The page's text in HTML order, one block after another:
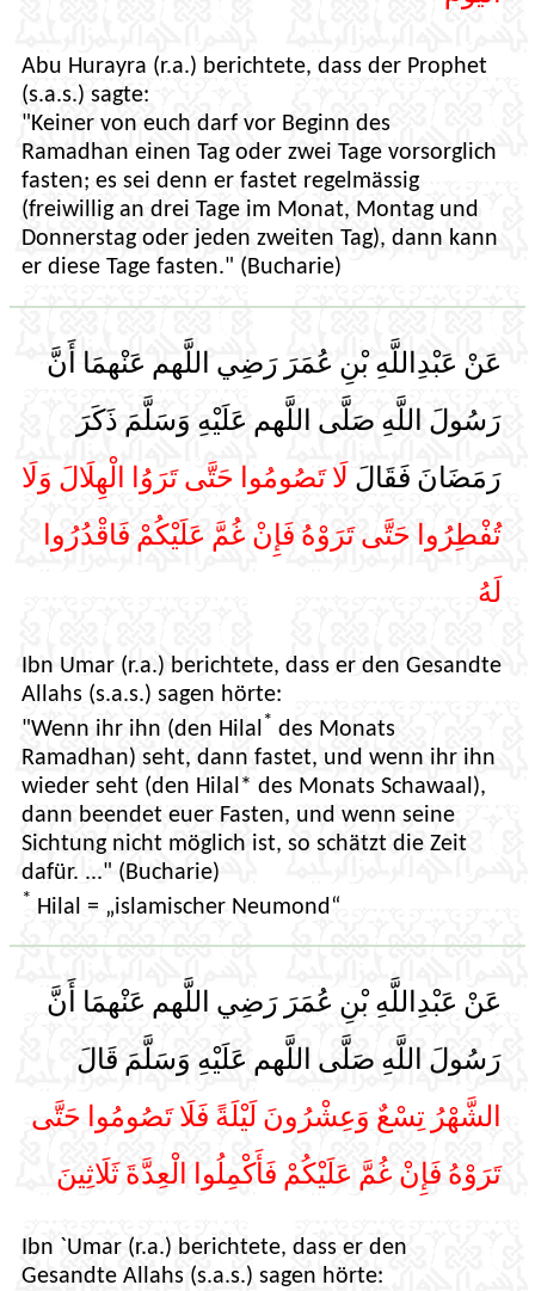
Abu Hurayra (r.a.) berichtete, dass der Prophet
(s.a.s.) sagte:
"Keiner von euch darf vor Beginn des
Ramadhan einen Tag oder zwei Tage vorsorglich
fasten; es sei denn er fastet regelmässig
(freiwillig an drei Tage im Monat, Montag und
Donnerstag oder jeden zweiten Tag), dann kann
er diese Tage fasten." (Bucharie)
عَنْ عَبْدِاللَّهِ بْنِ عُمَرَ رَضِي اللَّهم عَنْهمَا أَنَّ
رَسُولَ اللَّهِ صَلَّى اللَّهم عَلَيْهِ وَسَلَّمَ ذَكَرَ
رَمَضَانَ فَقَالَ لَا تَصُومُوا حَتَّى تَرَوُا الْهِلَالَ وَلَا
تُفْطِرُوا حَتَّى تَرَوْهُ فَإِنْ غُمَّ عَلَيْكُمْ فَاقْدُرُوا
لَهُ
Ibn Umar (r.a.) berichtete, dass er den Gesandte
Allahs (s.a.s.) sagen hörte:
"Wenn ihr ihn (den Hilal * des Monats
Ramadhan) seht, dann fastet, und wenn ihr ihn
wieder seht (den Hilal* des Monats Schawaal),
dann beendet euer Fasten, und wenn seine
Sichtung nicht möglich ist, so schätzt die Zeit
dafür. ..." (Bucharie)
* Hilal = „islamischer Neumond“
عَنْ عَبْدِاللَّهِ بْنِ عُمَرَ رَضِي اللَّهم عَنْهمَا أَنَّ
رَسُولَ اللَّهِ صَلَّى اللَّهم عَلَيْهِ وَسَلَّمَ قَالَ
الشَّهْرُ تِسْعٌ وَعِشْرُونَ لَيْلَةً فَلَا تَصُومُوا حَتَّى
تَرَوْهُ فَإِنْ غُمَّ عَلَيْكُمْ فَأَكْمِلُوا الْعِدَّةَ ثَلَاثِينَ
Ibn `Umar (r.a.) berichtete, dass er den
Gesandte Allahs (s.a.s.) sagen hörte: